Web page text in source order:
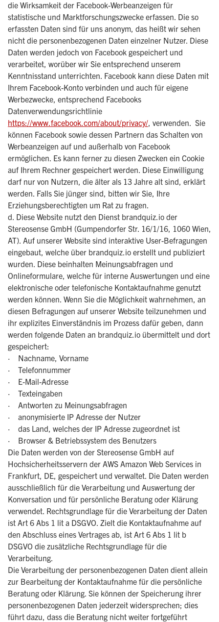
die Wirksamkeit der Facebook-Werbeanzeigen für
statistische und Marktforschungszwecke erfassen. Die so
erfassten Daten sind für uns anonym, das heißt wir sehen
nicht die personenbezogenen Daten einzelner Nutzer. Diese
Daten werden jedoch von Facebook gespeichert und
verarbeitet, worüber wir Sie entsprechend unserem
Kenntnisstand unterrichten. Facebook kann diese Daten mit
Ihrem Facebook-Konto verbinden und auch für eigene
Werbezwecke, entsprechend Facebooks
Datenverwendungsrichtlinie
https://www.facebook.com/about/privacy/, verwenden. Sie
können Facebook sowie dessen Partnern das Schalten von
Werbeanzeigen auf und außerhalb von Facebook
ermöglichen. Es kann ferner zu diesen Zwecken ein Cookie
auf Ihrem Rechner gespeichert werden. Diese Einwilligung
darf nur von Nutzern, die älter als 13 Jahre alt sind, erklärt
werden. Falls Sie jünger sind, bitten wir Sie, Ihre
Erziehungsberechtigten um Rat zu fragen.
d. Diese Website nutzt den Dienst brandquiz.io der
Stereosense GmbH (Gumpendorfer Str. 16/1/16, 1060 Wien,
AT). Auf unserer Website sind interaktive User-Befragungen
eingebaut, welche über brandquiz.io erstellt und publiziert
wurden. Diese beinhalten Meinungsabfragen und
Onlineformulare, welche für interne Auswertungen und eine
elektronische oder telefonische Kontaktaufnahme genutzt
werden können. Wenn Sie die Möglichkeit wahrnehmen, an
diesen Befragungen auf unserer Website teilzunehmen und
ihr explizites Einverständnis im Prozess dafür geben, dann
werden folgende Daten an brandquiz.io übermittelt und dort
gespeichert:
· Nachname, Vorname
· Telefonnummer
· E-Mail-Adresse
· Texteingaben
· Antworten zu Meinungsabfragen
· anonymisierte IP Adresse der Nutzer
· das Land, welches der IP Adresse zugeordnet ist
· Browser & Betriebssystem des Benutzers
Die Daten werden von der Stereosense GmbH auf
Hochsicherheitsservern der AWS Amazon Web Services in
Frankfurt, DE, gespeichert und verwaltet. Die Daten werden
ausschließlich für die Verarbeitung und Auswertung der
Konversation und für persönliche Beratung oder Klärung
verwendet. Rechtsgrundlage für die Verarbeitung der Daten
ist Art 6 Abs 1 lit a DSGVO. Zielt die Kontaktaufnahme auf
den Abschluss eines Vertrages ab, ist Art 6 Abs 1 lit b
DSGVO die zusätzliche Rechtsgrundlage für die
Verarbeitung.
Die Verarbeitung der personenbezogenen Daten dient allein
zur Bearbeitung der Kontaktaufnahme für die persönliche
Beratung oder Klärung. Sie können der Speicherung ihrer
personenbezogenen Daten jederzeit widersprechen; dies
führt dazu, dass die Beratung nicht weiter fortgeführt